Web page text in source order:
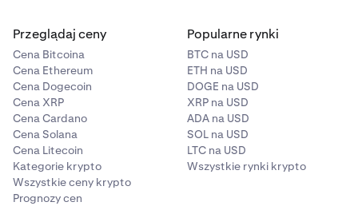
Przeglądaj ceny
Cena Bitcoina
Cena Ethereum
Cena Dogecoin
Cena XRP
Cena Cardano
Cena Solana
Cena Litecoin
Kategorie krypto
Wszystkie ceny krypto
Prognozy cen
Popularne rynki
BTC na USD
ETH na USD
DOGE na USD
XRP na USD
ADA na USD
SOL na USD
LTC na USD
Wszystkie rynki krypto